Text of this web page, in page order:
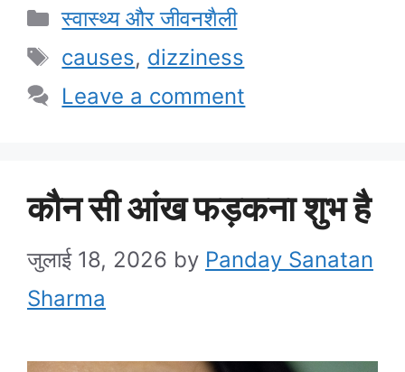
Categories
स्वास्थ्य और जीवनशैली
Tags
causes, dizziness
Leave a comment
कौन सी आंख फड़कना शुभ है
जुलाई 18, 2026 by Panday Sanatan
Sharma